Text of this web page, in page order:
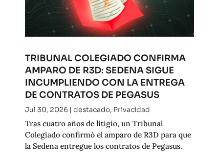
TRIBUNAL COLEGIADO CONFIRMA
AMPARO DE R3D: SEDENA SIGUE
INCUMPLIENDO CON LA ENTREGA
DE CONTRATOS DE PEGASUS
Jul 30, 2026| destacado, Privacidad
Tras cuatro años de litigio, un Tribunal
Colegiado confirmó el amparo de R3D para que
la Sedena entregue los contratos de Pegasus.